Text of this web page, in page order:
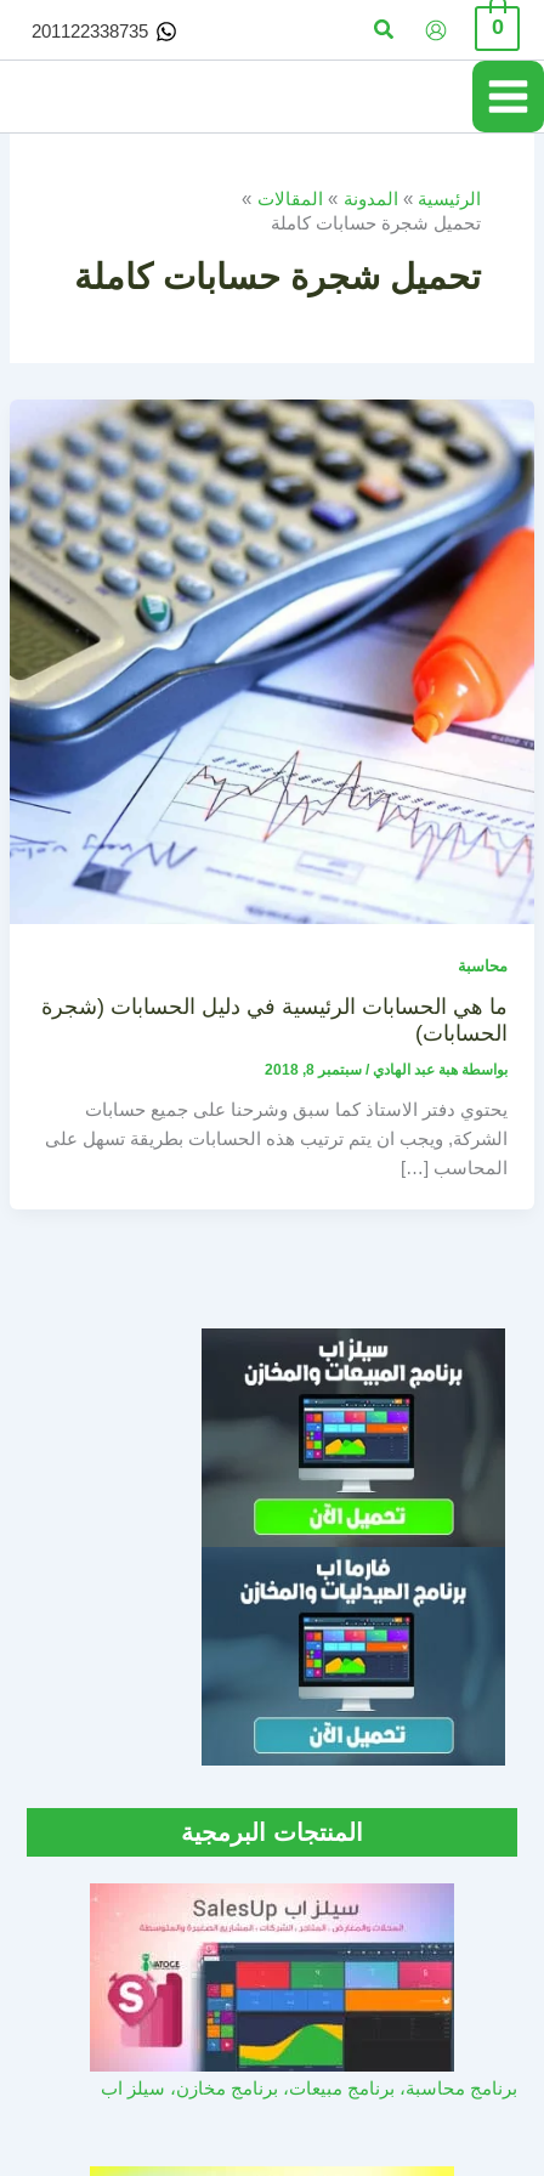
تخطي
المحتوى
0 البحث 201122338735
الرئيسية المدونة
المقالات
تحميل شجرة حسابات كاملة
تحميل شجرة حسابات كاملة
محاسبة
ما هي الحسابات الرئيسية في دليل الحسابات (شجرة
الحسابات)
بواسطة هبة عبد الهادي/ سبتمبر 8, 2018
يحتوي دفتر الاستاذ كما سبق وشرحنا على جميع حسابات
الشركة, ويجب ان يتم ترتيب هذه الحسابات بطريقة تسهل على
المحاسب […]
المنتجات البرمجية
برنامج محاسبة، برنامج مبيعات، برنامج مخازن، سيلز اب